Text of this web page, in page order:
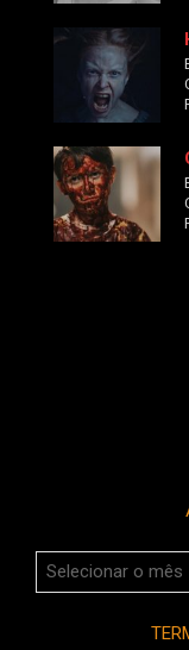
Arquivos
do